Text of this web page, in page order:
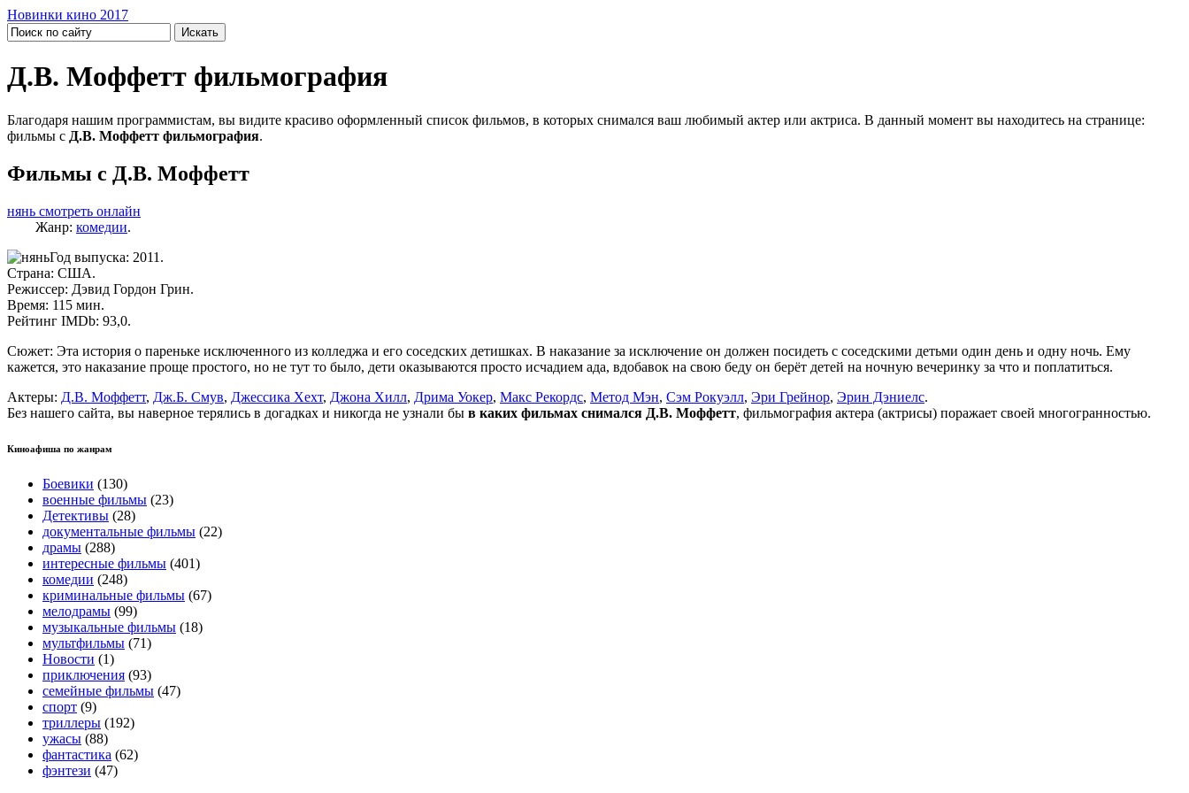
Новинки кино 2017
Д.В. Моффетт фильмография
Благодаря нашим программистам, вы видите красиво оформленный список фильмов, в которых снимался ваш любимый актер или актриса. В данный момент вы находитесь на странице:
фильмы с Д.В. Моффетт фильмография.
Фильмы с Д.В. Моффетт
нянь смотреть онлайн
Жанр: комедии.
Год выпуска: 2011.
Страна: США.
Режиссер: Дэвид Гордон Грин.
Время: 115 мин.
Рейтинг IMDb: 93,0.
Сюжет: Эта история о пареньке исключенного из колледжа и его соседских детишках. В наказание за исключение он должен посидеть с соседскими детьми один день и одну ночь. Ему
кажется, это наказание проще простого, но не тут то было, дети оказываются просто исчадием ада, вдобавок на свою беду он берёт детей на ночную вечеринку за что и поплатиться.
Актеры: Д.В. Моффетт, Дж.Б. Смув, Джессика Хехт, Джона Хилл, Дрима Уокер, Макс Рекордс, Метод Мэн, Сэм Рокуэлл, Эри Грейнор, Эрин Дэниелс.
Без нашего сайта, вы наверное терялись в догадках и никогда не узнали бы в каких фильмах снимался Д.В. Моффетт, фильмография актера (актрисы) поражает своей многогранностью.
Киноафиша по жанрам
Боевики (130)
военные фильмы (23)
Детективы (28)
документальные фильмы (22)
драмы (288)
интересные фильмы (401)
комедии (248)
криминальные фильмы (67)
мелодрамы (99)
музыкальные фильмы (18)
мультфильмы (71)
Новости (1)
приключения (93)
семейные фильмы (47)
спорт (9)
триллеры (192)
ужасы (88)
фантастика (62)
фэнтези (47)